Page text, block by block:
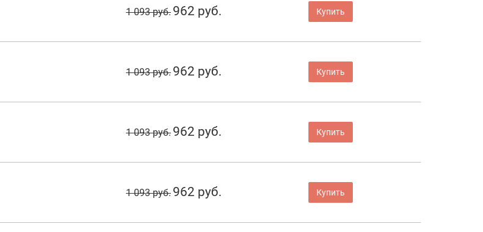
1 093 руб. 962 руб. Купить
1 093 руб. 962 руб. Купить
1 093 руб. 962 руб. Купить
1 093 руб. 962 руб. Купить